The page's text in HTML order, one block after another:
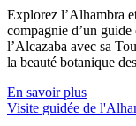
Explorez l’Alhambra
compagnie d’un
l’Alcazaba avec sa
la beauté botanique
En savoir plus
Visite guidée de